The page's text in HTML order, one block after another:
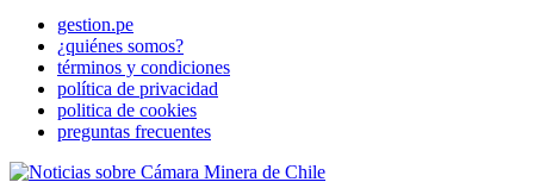
gestion.pe
¿quiénes somos?
términos y condiciones
política de privacidad
politica de cookies
preguntas frecuentes